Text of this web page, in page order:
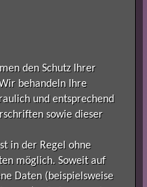
den Schutz Ihrer
behandeln Ihre
und entsprechend
sowie dieser
in der Regel ohne
möglich. Soweit auf
Daten (beispielsweise